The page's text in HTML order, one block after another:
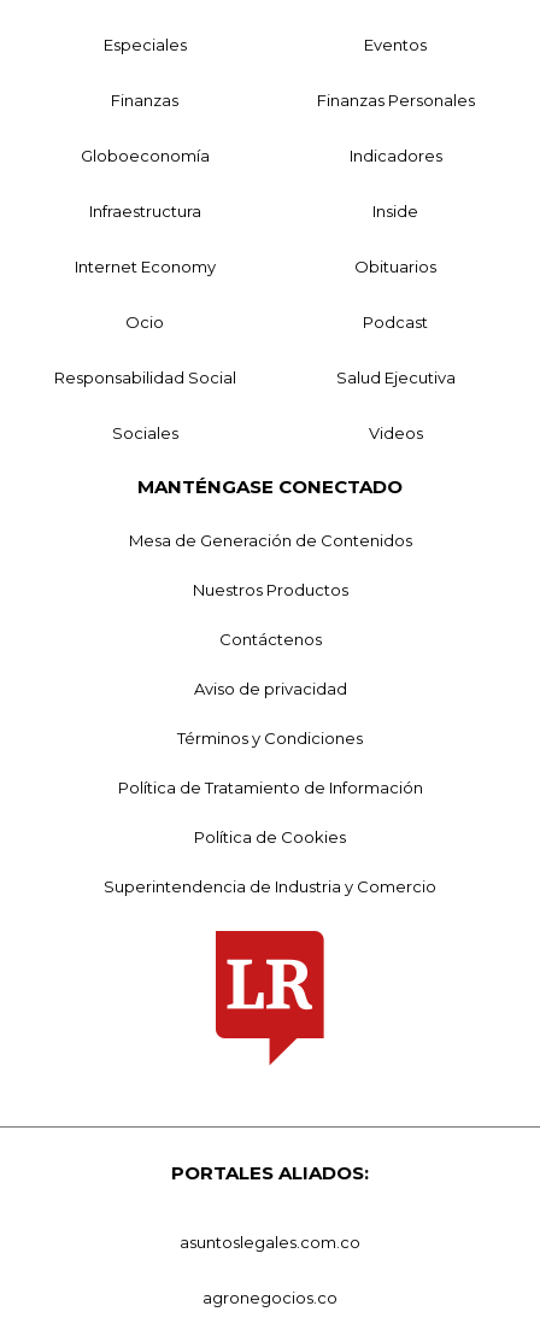
Especiales Eventos
Finanzas Finanzas Personales
Globoeconomía Indicadores
Infraestructura Inside
Internet Economy Obituarios
Ocio Podcast
Responsabilidad Social Salud Ejecutiva
Sociales Videos
MANTÉNGASE CONECTADO
Mesa de Generación de Contenidos
Nuestros Productos
Contáctenos
Aviso de privacidad
Términos y Condiciones
Política de Tratamiento de Información
Política de Cookies
Superintendencia de Industria y Comercio
PORTALES ALIADOS:
asuntoslegales.com.co
agronegocios.co